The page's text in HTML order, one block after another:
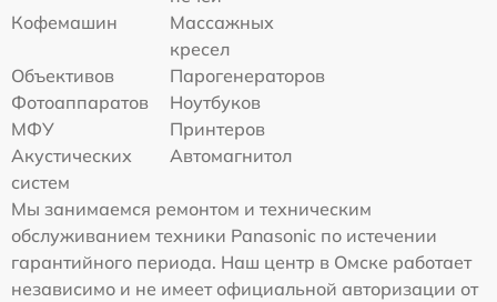
Кофемашин
Массажных
кресел
Объективов
Парогенераторов
Фотоаппаратов
Ноутбуков
МФУ
Принтеров
Акустических
систем
Автомагнитол
Мы занимаемся ремонтом и техническим
обслуживанием техники Panasonic по истечении
гарантийного периода. Наш центр в Омске работает
независимо и не имеет официальной авторизации от